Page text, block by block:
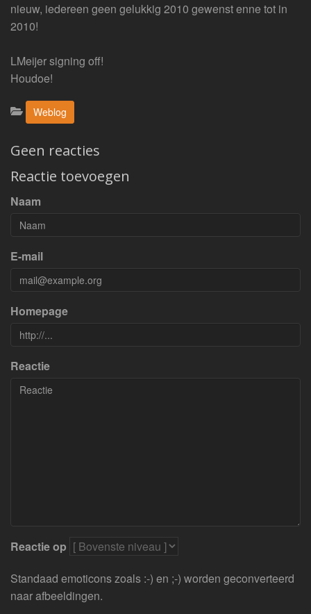
nieuw, iedereen geen gelukkig 2010 gewenst enne tot in
2010!
LMeijer signing off!
Houdoe!
Categorieën:
Weblog
Geen reacties
Reactie toevoegen
Naam
E-mail
Homepage
Reactie
Reactie op
Standaad emoticons zoals :-) en ;-) worden geconverteerd
naar afbeeldingen.